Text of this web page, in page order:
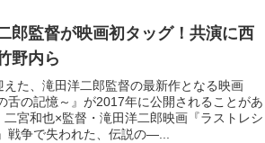
郎監督が映画初タッグ！共演に西
野内ら
た、滝田洋二郎監督の最新作となる映画
舌の記憶～』が2017年に公開されることがあ
二宮和也×監督・滝田洋二郎映画『ラストレシ
戦争で失われた、伝説の―...